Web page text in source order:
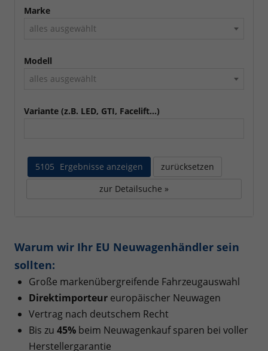
Marke
alles ausgewählt
Modell
alles ausgewählt
Variante (z.B. LED, GTI, Facelift...)
5105 Ergebnisse anzeigen
zurücksetzen
zur Detailsuche »
Warum wir Ihr EU Neuwagenhändler sein
sollten:
Große markenübergreifende Fahrzeugauswahl
Direktimporteur europäischer Neuwagen
Vertrag nach deutschem Recht
Bis zu 45% beim Neuwagenkauf sparen bei voller
Herstellergarantie